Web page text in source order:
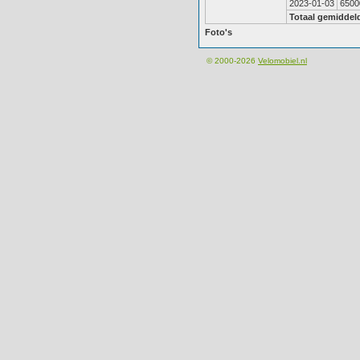
2023-01-03
Totaal
Foto's
© 2000-2026 Velomobiel.nl